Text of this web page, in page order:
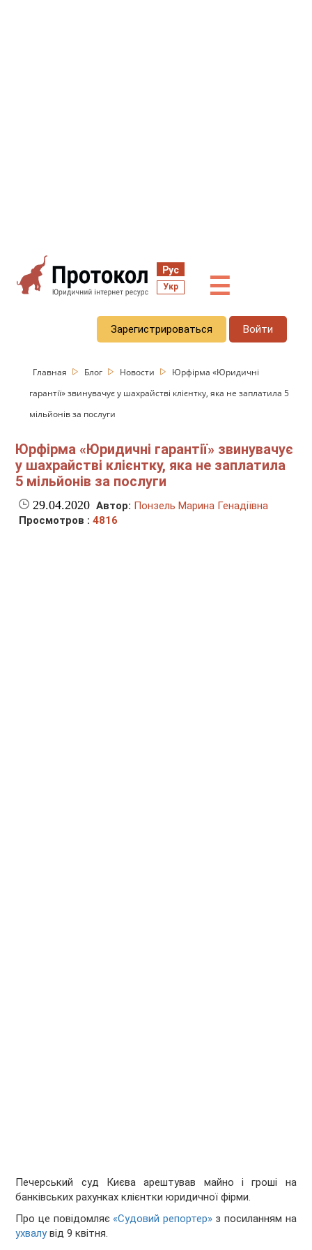
Рус
Укр ☰
Зарегистрироваться Войти
Главная Блог Новости
Юрфірма «Юридичні
гарантії» звинувачує у шахрайстві клієнтку, яка не заплатила 5
мільйонів за послуги
Юрфірма «Юридичні гарантії» звинувачує
у шахрайстві клієнтку, яка не заплатила
5 мільйонів за послуги
29.04.2020 Автор: Понзель Марина Генадіївна
Просмотров :4816
Печерський суд Києва арештував майно і гроші на
банківських рахунках клієнтки юридичної фірми.
Про це повідомляє «Судовий репортер»з посиланням на
ухвалувід 9 квітня.